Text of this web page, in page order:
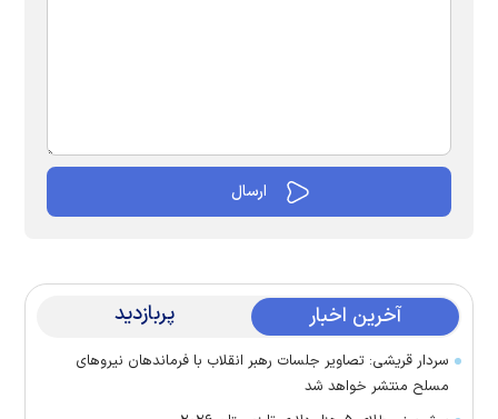
آخرین اخبار پربازدید
سردار قریشی: تصاویر جلسات رهبر انقلاب با فرماندهان نیرو‌های
مسلح منتشر خواهد شد